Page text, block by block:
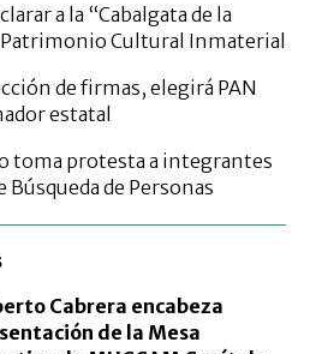
a la “Cabalgata de la
Patrimonio Cultural Inmaterial
de firmas, elegirá PAN
estatal
toma protesta a integrantes
Búsqueda de Personas
Cabrera encabeza
de la Mesa